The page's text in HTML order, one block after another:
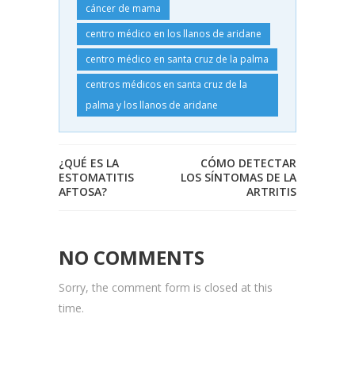
cáncer de mama
centro médico en los llanos de aridane
centro médico en santa cruz de la palma
centros médicos en santa cruz de la
palma y los llanos de aridane
¿QUÉ ES LA
ESTOMATITIS
AFTOSA?
CÓMO DETECTAR
LOS SÍNTOMAS DE LA
ARTRITIS
NO COMMENTS
Sorry, the comment form is closed at this
time.